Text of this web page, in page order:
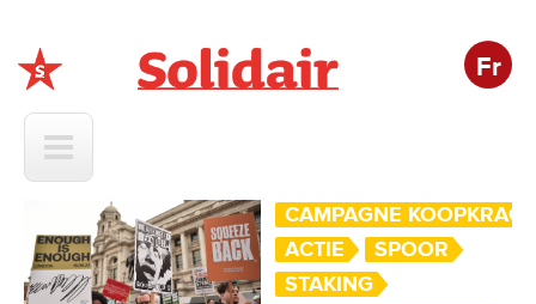
Fr
CAMPAGNE
ACTIE
SPOOR
STAKING